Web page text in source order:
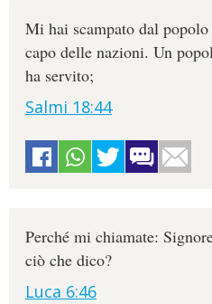
Mi hai scampato dal
capo delle nazioni. Un
ha servito;
Salmi 18:44
Perché mi chiamate:
ciò che dico?
Luca 6:46